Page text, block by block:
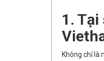
1.
Không chỉ là